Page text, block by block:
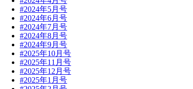
#2024年5月号
#2024年6月号
#2024年7月号
#2024年8月号
#2024年9月号
#2025年10月号
#2025年11月号
#2025年12月号
#2025年1月号